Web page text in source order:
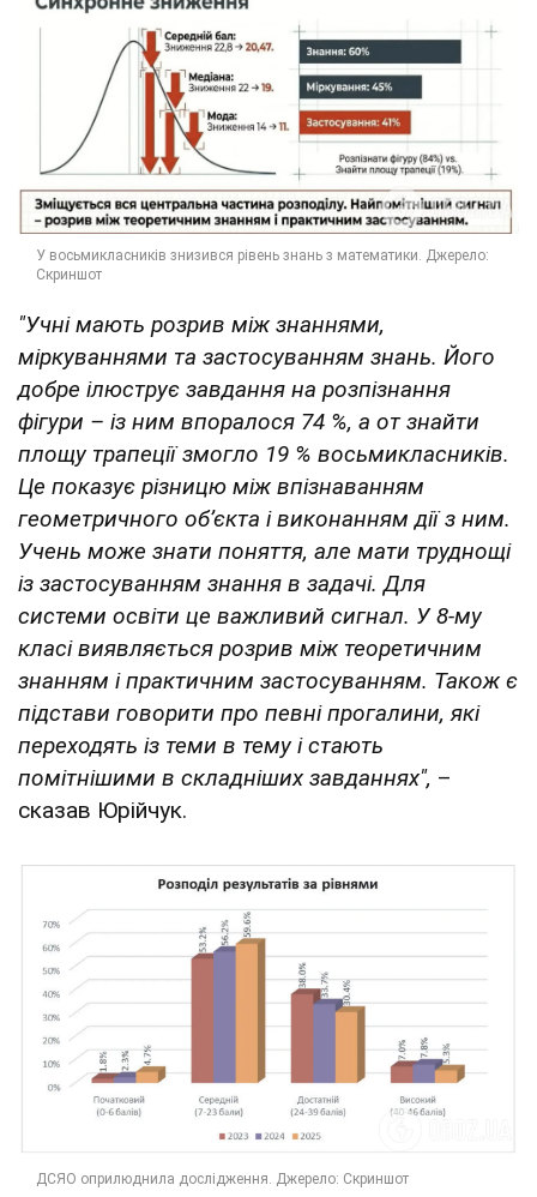
"Учні мають розрив між знаннями,
міркуваннями та застосуванням знань. Його
добре ілюструє завдання на розпізнання
фігури – із ним впоралося 74 %, а от знайти
площу трапеції змогло 19 % восьмикласників.
Це показує різницю між впізнаванням
геометричного об’єкта і виконанням дії з ним.
Учень може знати поняття, але мати труднощі
із застосуванням знання в задачі. Для
системи освіти це важливий сигнал. У 8-му
класі виявляється розрив між теоретичним
знанням і практичним застосуванням. Також є
підстави говорити про певні прогалини, які
переходять із теми в тему і стають
помітнішими в складніших завданнях", –
сказав Юрійчук.